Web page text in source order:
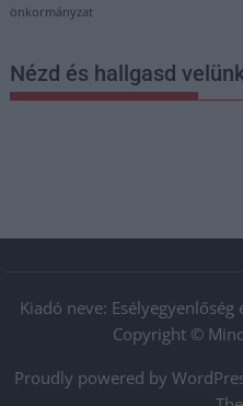
önkormányzat
Nézd és hallgasd
Kiadó neve:
Copyright ©
Proudly powered by